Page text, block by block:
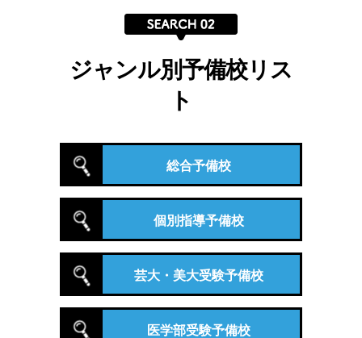
ジャンル別予備校リス
ト
総合予備校
個別指導予備校
芸大・美大受験予備校
医学部受験予備校